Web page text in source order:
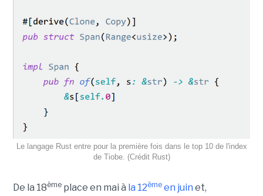
Le langage Rust entre pour la première fois dans le top 10 de l'index
de Tiobe. (Crédit Rust)
De la 18èmeplace en mai à la 12èmeen juin et,